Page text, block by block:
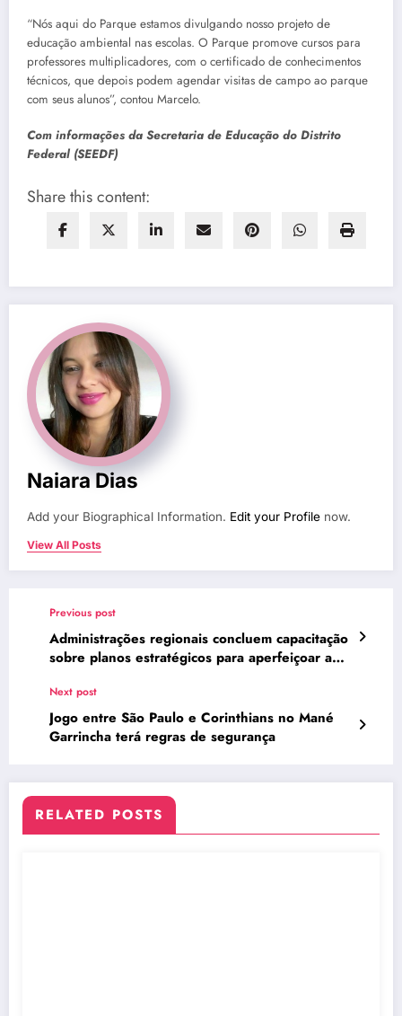
“Nós aqui do Parque estamos divulgando nosso projeto de
educação ambiental nas escolas. O Parque promove cursos para
professores multiplicadores, com o certificado de conhecimentos
técnicos, que depois podem agendar visitas de campo ao parque
com seus alunos”, contou Marcelo.
Com informações da Secretaria de Educação do Distrito
Federal (SEEDF)
Share this content:
Naiara Dias
Add your Biographical Information. Edit your Profile now.
View All Posts
Previous post
Administrações regionais concluem capacitação
sobre planos estratégicos para aperfeiçoar a
Next post
Jogo entre São Paulo e Corinthians no Mané
Garrincha terá regras de segurança
RELATED POSTS